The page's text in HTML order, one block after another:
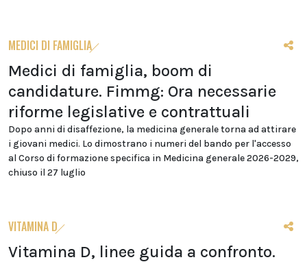
MEDICI DI FAMIGLIA
Medici di famiglia, boom di
candidature. Fimmg: Ora necessarie
riforme legislative e contrattuali
Dopo anni di disaffezione, la medicina generale torna ad attirare
i giovani medici. Lo dimostrano i numeri del bando per l'accesso
al Corso di formazione specifica in Medicina generale 2026-2029,
chiuso il 27 luglio
VITAMINA D
Vitamina D, linee guida a confronto.